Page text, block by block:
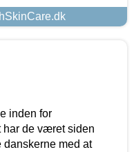
inden for
har de været siden
med at